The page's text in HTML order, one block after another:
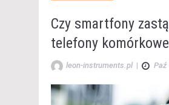
Czy smartfony
telefony
leon-instruments.pl | Paź